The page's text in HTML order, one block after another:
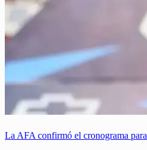
La AFA confirmó el cronograma para